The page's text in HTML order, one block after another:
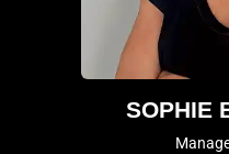
SOPHIE